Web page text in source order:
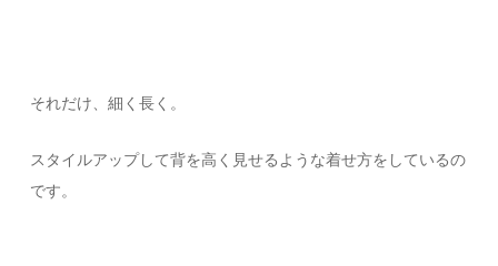
それだけ、細く長く。
スタイルアップして背を高く見せるような着せ方をしているの
です。